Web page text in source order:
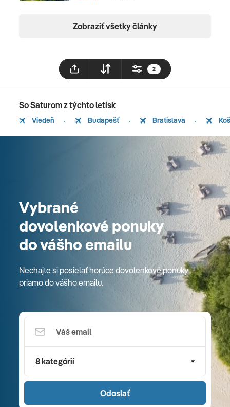
Zobraziť všetky články
2
So Saturom z týchto letísk
Viedeň Budapešť Bratislava
Vybrané
dovolenkové ponuky
do vášho emailu
Nechajte si posielať horúce dovolenkové ponuky
priamo do vášho emailu.
8 kategórií
Odoslať